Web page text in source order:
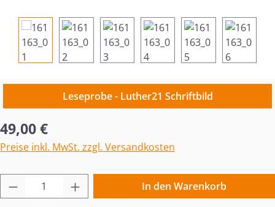
Leseprobe - Luther21 Schriftbild
Regulärer Preis:
49,00 €
Preise inkl. MwSt. zzgl. Versandkosten
Produkt Anzahl: Gib den gewünschten
In den Warenkorb